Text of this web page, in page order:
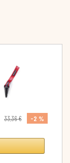
33,36 €
-2 %